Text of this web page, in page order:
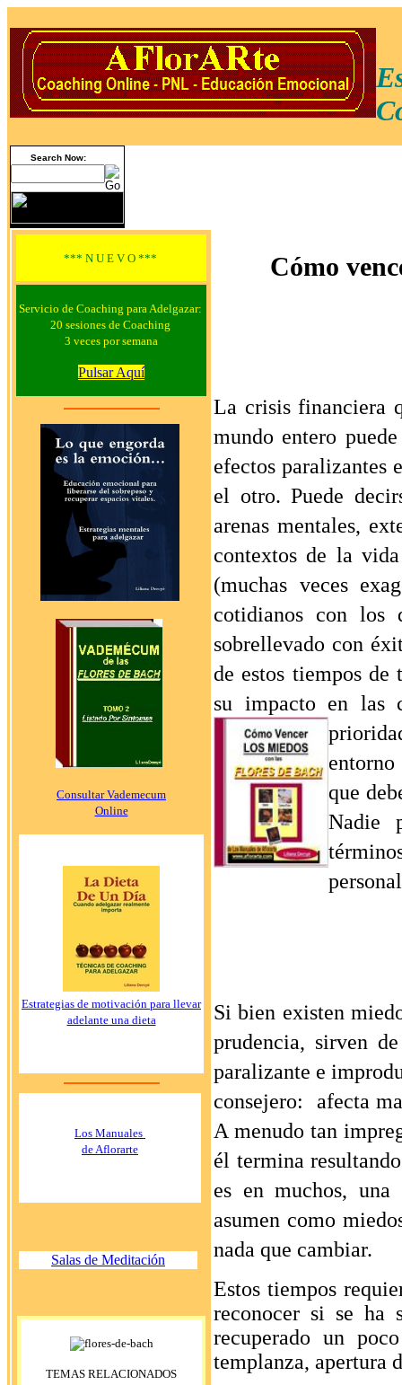
Search Now:
*** N U E V O ***
Servicio de Coaching para Adelgazar:
20 sesiones de Coaching
3 veces por semana
Pulsar Aquí
Consultar Vademecum
Online
Estrategias de motivación para llevar
adelante una dieta
Los Manuales
de Aflorarte
Salas de Meditación
TEMAS RELACIONADOS
Cómo
La crisis financiera
mundo entero
efectos paralizantes
el otro. Puede
arenas mentales,
contextos de la
(muchas veces
cotidianos con los
sobrellevado con
de estos tiempos
su impacto en las
entorno
que
Nadie
Si bien existen
prudencia, sirven
paralizante e
consejero: afecta
A menudo tan
él termina
es en muchos, una
asumen como
nada que cambiar.
Estos tiempos
reconocer si se ha
recuperado un
templanza, apertura